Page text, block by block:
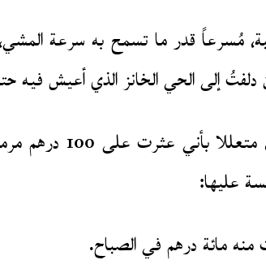
قدر ما تسمح به سرعة المشي،
إلى الحي الخانز الذي أعيش فيه
وصلت الى
عليها:
مائة درهم في الصباح.